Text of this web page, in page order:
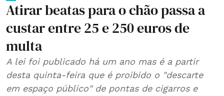
Atirar beatas para o chão passa a
custar entre 25 e 250 euros de
multa
A lei foi publicado há um ano mas é a partir
desta quinta-feira que é proibido o "descarte
em espaço público" de pontas de cigarros e